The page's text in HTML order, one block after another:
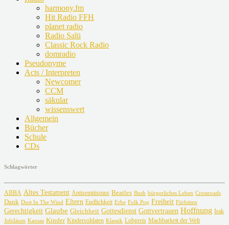
harmony.fm
Hit Radio FFH
planet radio
Radio Salü
Classic Rock Radio
domradio
Pseudonyme
Acts / Interpreten
Newcomer
CCM
säkular
wissenswert
Allgemein
Bücher
Schule
CDs
Schlagwörter
ABBA Altes Testament Antisemitismus Beatles Bush bürgerliches Leben Crossroads
Dank Dust In The Wind Eltern Endlichkeit Erbe Folk Pop Freiheit Fürbitten
Gerechtigkeit Glaube Gleichheit Gottesdienst Gottvertrauen Hoffnung Irak
Jubiläum Kansas Kinder Kindersoldaten Klassik Lobpreis Machbarkeit der Welt